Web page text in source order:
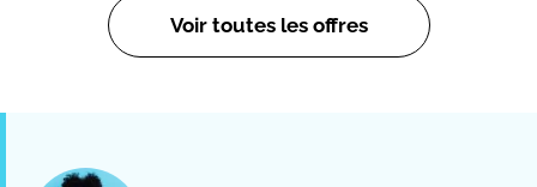
Voir toutes les offres